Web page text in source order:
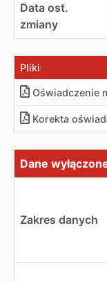
Data ost.
zmiany
Pliki
Oświadczenie
Korekta
Dane
Dane
Zakres danych